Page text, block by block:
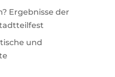
Ergebnisse der
und